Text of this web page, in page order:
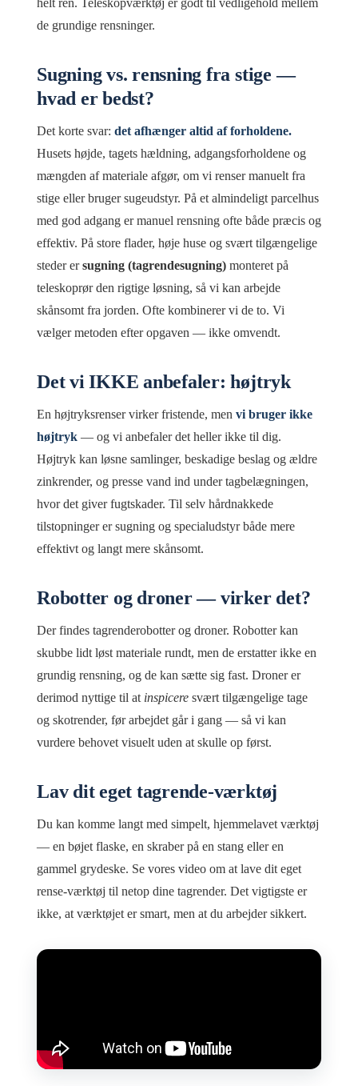
helt ren. Teleskopværktøj er godt til vedligehold mellem
de grundige rensninger.
Sugning vs. rensning fra stige —
hvad er bedst?
Det korte svar: det afhænger altid af forholdene.
Husets højde, tagets hældning, adgangsforholdene og
mængden af materiale afgør, om vi renser manuelt fra
stige eller bruger sugeudstyr. På et almindeligt parcelhus
med god adgang er manuel rensning ofte både præcis og
effektiv. På store flader, høje huse og svært tilgængelige
steder ersugning (tagrendesugning) monteret på
teleskoprør den rigtige løsning, så vi kan arbejde
skånsomt fra jorden. Ofte kombinerer vi de to. Vi
vælger metoden efter opgaven — ikke omvendt.
Det vi IKKE anbefaler: højtryk
En højtryksrenser virker fristende, men vi bruger ikke
højtryk — og vi anbefaler det heller ikke til dig.
Højtryk kan løsne samlinger, beskadige beslag og ældre
zinkrender, og presse vand ind under tagbelægningen,
hvor det giver fugtskader. Til selv hårdnakkede
tilstopninger er sugning og specialudstyr både mere
effektivt og langt mere skånsomt.
Robotter og droner — virker det?
Der findes tagrenderobotter og droner. Robotter kan
skubbe lidt løst materiale rundt, men de erstatter ikke en
grundig rensning, og de kan sætte sig fast. Droner er
derimod nyttige til at inspicere svært tilgængelige tage
og skotrender, før arbejdet går i gang — så vi kan
vurdere behovet visuelt uden at skulle op først.
Lav dit eget tagrende-værktøj
Du kan komme langt med simpelt, hjemmelavet værktøj
— en bøjet flaske, en skraber på en stang eller en
gammel grydeske. Se vores video om at lave dit eget
rense-værktøj til netop dine tagrender. Det vigtigste er
ikke, at værktøjet er smart, men at du arbejder sikkert.